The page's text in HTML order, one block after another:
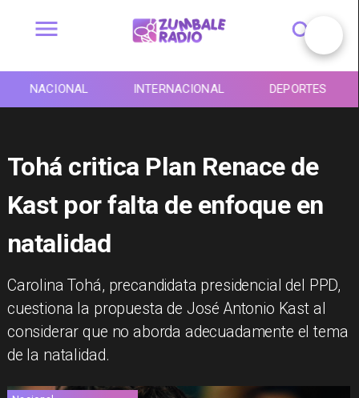
NACIONAL INTERNACIONAL DEPORTES
Tohá critica Plan Renace de
Kast por falta de enfoque en
natalidad
Carolina Tohá, precandidata presidencial del PPD,
cuestiona la propuesta de José Antonio Kast al
considerar que no aborda adecuadamente el tema
de la natalidad.